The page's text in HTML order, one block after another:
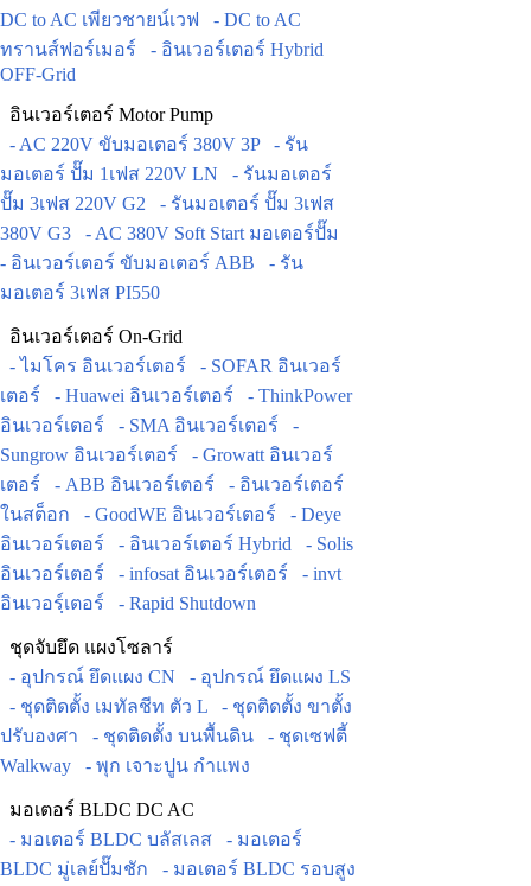
DC to AC เพียวชายน์เวฟ
- DC to AC
ทรานส์ฟอร์เมอร์
- อินเวอร์เตอร์ Hybrid
OFF-Grid
อินเวอร์เตอร์ Motor Pump
- AC 220V ขับมอเตอร์ 380V 3P
- รัน
มอเตอร์ ปั๊ม 1เฟส 220V LN
- รันมอเตอร์
ปั๊ม 3เฟส 220V G2
- รันมอเตอร์ ปั๊ม 3เฟส
380V G3
- AC 380V Soft Start มอเตอร์ปั๊ม
- อินเวอร์เตอร์ ขับมอเตอร์ ABB
- รัน
มอเตอร์ 3เฟส PI550
อินเวอร์เตอร์ On-Grid
- ไมโคร อินเวอร์เตอร์
- SOFAR อินเวอร์
เตอร์
- Huawei อินเวอร์เตอร์
- ThinkPower
อินเวอร์เตอร์
- SMA อินเวอร์เตอร์
-
Sungrow อินเวอร์เตอร์
- Growatt อินเวอร์
เตอร์
- ABB อินเวอร์เตอร์
- อินเวอร์เตอร์
ในสต็อก
- GoodWE อินเวอร์เตอร์
- Deye
อินเวอร์เตอร์
- อินเวอร์เตอร์ Hybrid
- Solis
อินเวอร์เตอร์
- infosat อินเวอร์เตอร์
- invt
อินเวอร์ฺเตอร์
- Rapid Shutdown
ชุดจับยึด แผงโซลาร์
- อุปกรณ์ ยึดแผง CN
- อุปกรณ์ ยึดแผง LS
- ชุดติดตั้ง เมทัลชีท ตัว L
- ชุดติดตั้ง ขาตั้ง
ปรับองศา
- ชุดติดตั้ง บนพื้นดิน
- ชุดเซฟตี้
Walkway
- พุก เจาะปูน กำแพง
มอเตอร์ BLDC DC AC
- มอเตอร์ BLDC บลัสเลส
- มอเตอร์
BLDC มู่เลย์ปั๊มชัก
- มอเตอร์ BLDC รอบสูง